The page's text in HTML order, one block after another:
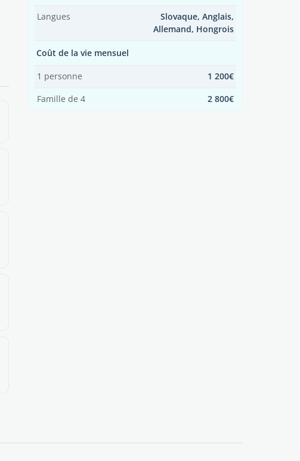
Langues
Slovaque, Anglais,
Allemand, Hongrois
Coût de la vie mensuel
1 personne 1 200€
Famille de 4 2 800€